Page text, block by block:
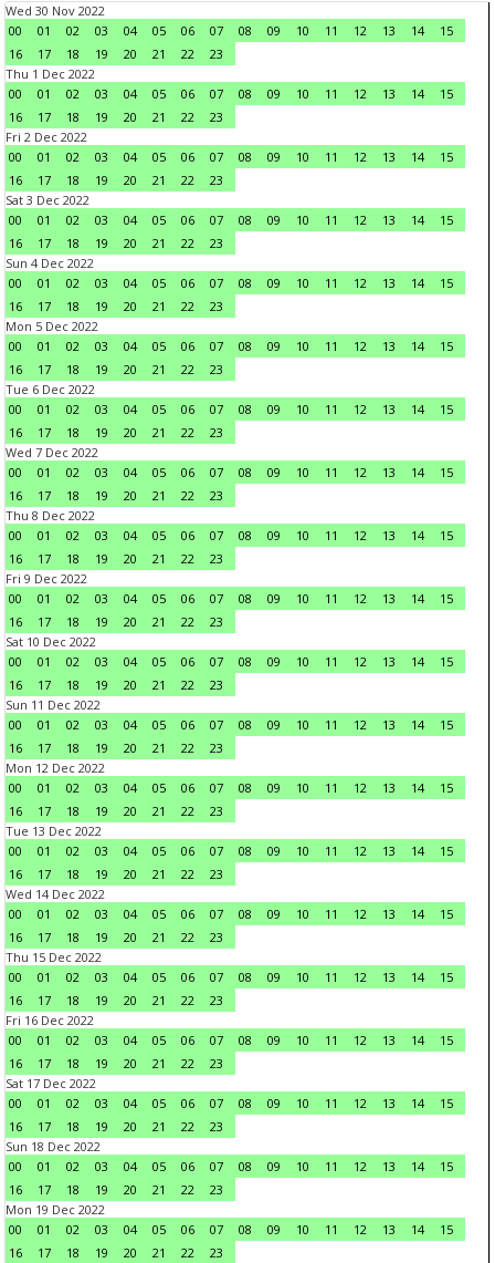
Wed 30 Nov 2022
00
01 02 03 04 05 06 07 08 09 10 11 12 13 14
15
16
17 18 19 20 21 22
23
Thu 1 Dec 2022
00
01 02 03 04 05 06 07 08 09 10 11 12 13 14
15
16
17 18 19 20 21 22
23
Fri 2 Dec 2022
00
01 02 03 04 05 06 07 08 09 10 11 12 13 14
15
16
17 18 19 20 21 22
23
Sat 3 Dec 2022
00
01 02 03 04 05 06 07 08 09 10 11 12 13 14
15
16
17 18 19 20 21 22
23
Sun 4 Dec 2022
00
01 02 03 04 05 06 07 08 09 10 11 12 13 14
15
16
17 18 19 20 21 22
23
Mon 5 Dec 2022
00
01 02 03 04 05 06 07 08 09 10 11 12 13 14
15
16
17 18 19 20 21 22
23
Tue 6 Dec 2022
00
01 02 03 04 05 06 07 08 09 10 11 12 13 14
15
16
17 18 19 20 21 22
23
Wed 7 Dec 2022
00
01 02 03 04 05 06 07 08 09 10 11 12 13 14
15
16
17 18 19 20 21 22
23
Thu 8 Dec 2022
00
01 02 03 04 05 06 07 08 09 10 11 12 13 14
15
16
17 18 19 20 21 22
23
Fri 9 Dec 2022
00
01 02 03 04 05 06 07 08 09 10 11 12 13 14
15
16
17 18 19 20 21 22
23
Sat 10 Dec 2022
00
01 02 03 04 05 06 07 08 09 10 11 12 13 14
15
16
17 18 19 20 21 22
23
Sun 11 Dec 2022
00
01 02 03 04 05 06 07 08 09 10 11 12 13 14
15
16
17 18 19 20 21 22
23
Mon 12 Dec 2022
00
01 02 03 04 05 06 07 08 09 10 11 12 13 14
15
16
17 18 19 20 21 22
23
Tue 13 Dec 2022
00
01 02 03 04 05 06 07 08 09 10 11 12 13 14
15
16
17 18 19 20 21 22
23
Wed 14 Dec 2022
00
01 02 03 04 05 06 07 08 09 10 11 12 13 14
15
16
17 18 19 20 21 22
23
Thu 15 Dec 2022
00
01 02 03 04 05 06 07 08 09 10 11 12 13 14
15
16
17 18 19 20 21 22
23
Fri 16 Dec 2022
00
01 02 03 04 05 06 07 08 09 10 11 12 13 14
15
16
17 18 19 20 21 22
23
Sat 17 Dec 2022
00
01 02 03 04 05 06 07 08 09 10 11 12 13 14
15
16
17 18 19 20 21 22
23
Sun 18 Dec 2022
00
01 02 03 04 05 06 07 08 09 10 11 12 13 14
15
16
17 18 19 20 21 22
23
Mon 19 Dec 2022
00
01 02 03 04 05 06 07 08 09 10 11 12 13 14
15
16
17 18 19 20 21 22
23